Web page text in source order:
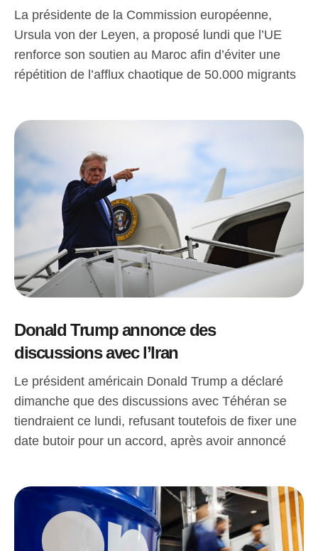
La présidente de la Commission européenne,
Ursula von der Leyen, a proposé lundi que l’UE
renforce son soutien au Maroc afin d’éviter une
répétition de l’afflux chaotique de 50.000 migrants
Donald Trump annonce des
discussions avec l’Iran
Le président américain Donald Trump a déclaré
dimanche que des discussions avec Téhéran se
tiendraient ce lundi, refusant toutefois de fixer une
date butoir pour un accord, après avoir annoncé